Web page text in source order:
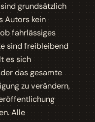
grundsätzlich
Autors kein
fahrlässiges
sind freibleibend
es sich
das gesamte
zu verändern,
Alle